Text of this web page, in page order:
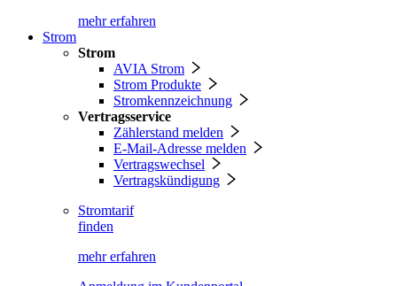
mehr erfahren
Strom
Strom
AVIA Strom
Strom Produkte
Stromkennzeichnung
Vertragsservice
Zählerstand melden
E-Mail-Adresse melden
Vertragswechsel
Vertragskündigung
Stromtarif
finden
mehr erfahren